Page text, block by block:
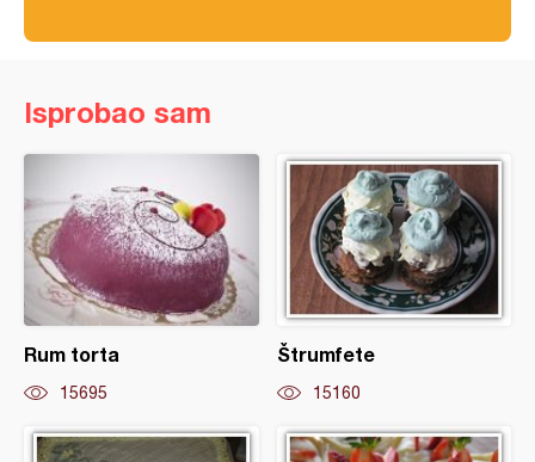
Isprobao sam
Rum torta
15695
Štrumfete
15160